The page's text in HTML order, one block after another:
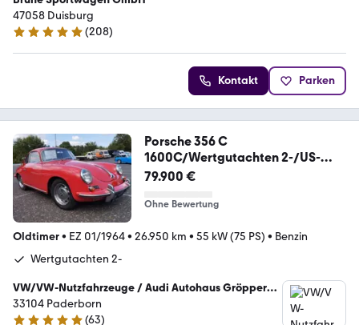
47058 Duisburg
4.9 Sterne
(208)
Kontakt Parken
Porsche 356 C
1600C/Wertgutachten 2-/US-
Modell/H-Kennz.
79.900 €
Ohne Bewertung
Oldtimer• EZ 01/1964• 26.950 km • 55 kW (75 PS) • Benzin
Wertgutachten 2-
VW/VW-Nutzfahrzeuge / Audi Autohaus Gröpper
GmbH
33104 Paderborn
(63)